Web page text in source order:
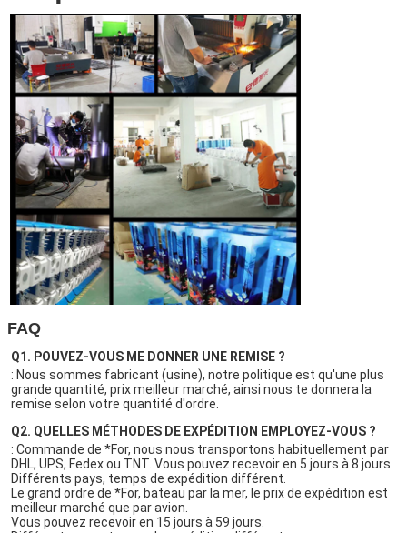
FAQ
Q1. POUVEZ-VOUS ME DONNER UNE REMISE ?
: Nous sommes fabricant (usine), notre politique est qu'une plus
grande quantité, prix meilleur marché, ainsi nous te donnera la
remise selon votre quantité d'ordre.
Q2. QUELLES MÉTHODES DE EXPÉDITION EMPLOYEZ-VOUS ?
: Commande de *For, nous nous transportons habituellement par
DHL, UPS, Fedex ou TNT. Vous pouvez recevoir en 5 jours à 8 jours.
Différents pays, temps de expédition différent.
Le grand ordre de *For, bateau par la mer, le prix de expédition est
meilleur marché que par avion.
Vous pouvez recevoir en 15 jours à 59 jours.